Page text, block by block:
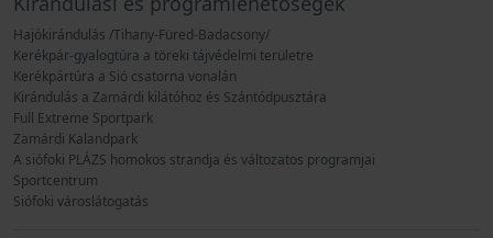
Hajókirándulás /Tihany-Füred-Badacsony/
Kerékpár-gyalogtúra a töreki tájvédelmi területre
Kerékpártúra a Sió csatorna vonalán
Kirándulás a Zamárdi kilátóhoz és Szántódpusztára
Full Extreme Sportpark
Zamárdi Kalandpark
A siófoki PLÁZS homokos strandja és változatos programjai
Sportcentrum
Siófoki városlátogatás